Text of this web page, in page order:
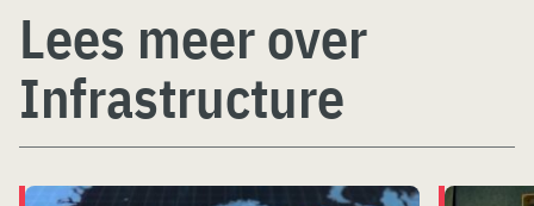
Lees meer over
Infrastructure